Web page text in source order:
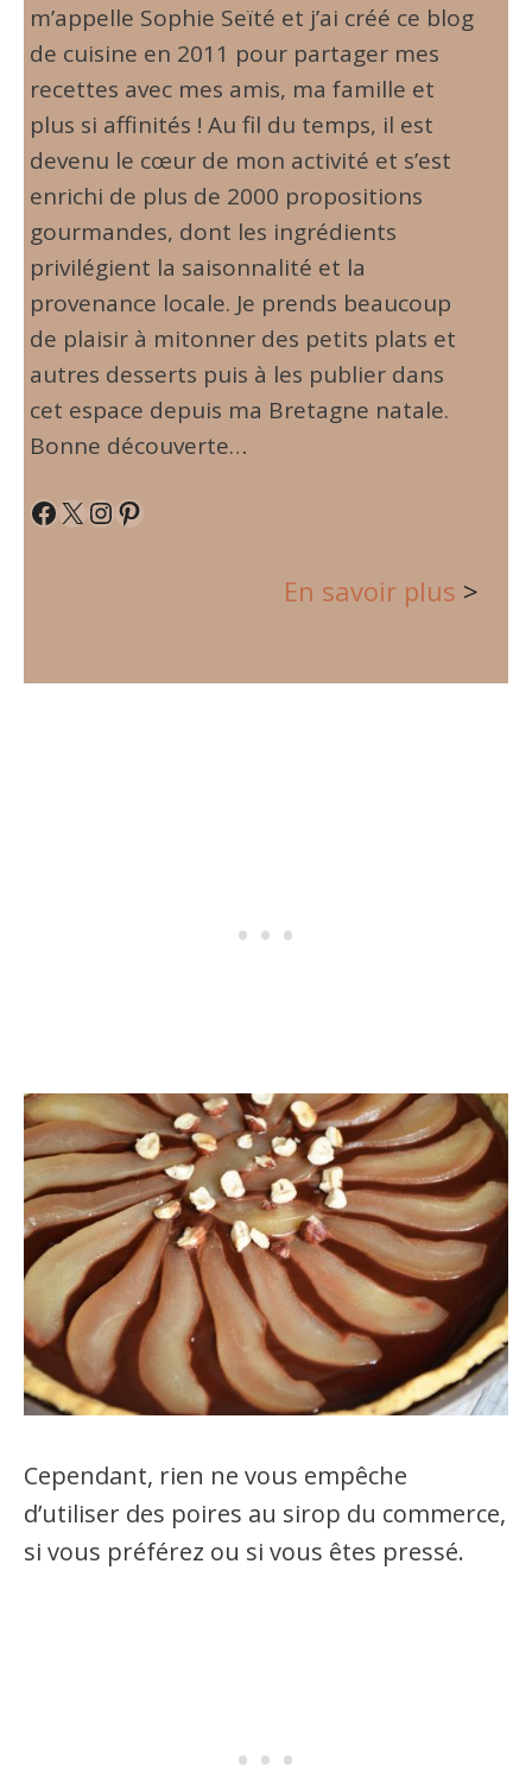
m’appelle Sophie Seïté et j’ai créé ce blog
de cuisine en 2011 pour partager mes
recettes avec mes amis, ma famille et
plus si affinités ! Au fil du temps, il est
devenu le cœur de mon activité et s’est
enrichi de plus de 2000 propositions
gourmandes, dont les ingrédients
privilégient la saisonnalité et la
provenance locale. Je prends beaucoup
de plaisir à mitonner des petits plats et
autres desserts puis à les publier dans
cet espace depuis ma Bretagne natale.
Bonne découverte…
Facebook X InstagramPinterest
En savoir plus >
Cependant, rien ne vous empêche
d’utiliser des poires au sirop du commerce,
si vous préférez ou si vous êtes pressé.